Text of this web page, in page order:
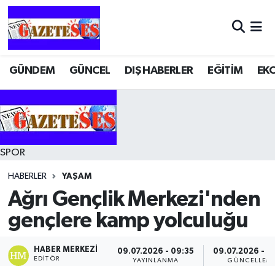
GÜNDEM GÜNCEL DIŞ HABERLER EĞİTİM
SPOR
HABERLER YAŞAM
Ağrı Gençlik Merkezi'nden
gençlere kamp yolculuğu
HABER MERKEZI
EDITÖR
09.07.2026 - 09:35
YAYINLANMA
09.07.2026 -